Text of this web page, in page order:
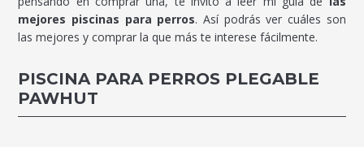
mejores piscinas para perros. Así podrás ver cuáles son
las mejores y comprar la que más te interese fácilmente.
PISCINA PARA PERROS PLEGABLE
PAWHUT